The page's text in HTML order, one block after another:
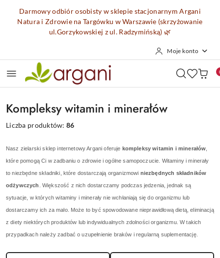
Przejdź do treści głównej
Przejdź do wyszukiwarki
Przejdź do moje konto
Przejdź do menu głównego
Przejdź do stopki
Darmowy odbiór osobisty w sklepie stacjonarnym Argani
Natura i Zdrowie na Targówku w Warszawie (skrzyżowanie
ul.Gorzykowskiej z ul. Radzymińską) 🌿
Moje konto
Kompleksy witamin i minerałów
Liczba produktów:86
Nasz zielarski sklep internetowy Argani oferuje kompleksy witamin i minerałów
które pomogą Ci w zadbaniu o zdrowie i ogólne samopoczucie. Witaminy i minerały
to niezbędne składniki, które dostarczają organizmowi niezbędnych składników
odżywczych . Większość z nich dostarczamy podczas jedzenia, jednak są
sytuacje, w których witaminy i minerały nie wchłaniają się do organizmu lub
dostarczamy ich za mało. Może to być spowodowane nieprawidłową dietą, eliminacją
z diety niektórych produktów lub indywidualnych zdolności organizmu. W takich
przypadkach należy zadbać o uzupełnienie braków i regularną suplementację.